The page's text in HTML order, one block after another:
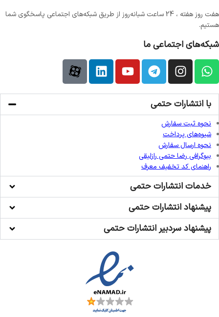
هفت روز هفته ، 24 ساعت شبانه‌روز از طریق شبکه‌های اجتماعی پاسخگوی شما
هستیم.
شبکه‌های اجتماعی ما
با انتشارات حتمی
نحوه ثبت سفارش
شیوه‌های پرداخت
نحوه ارسال سفارش
بیوگرافی رضا حتمی رازلیقی
راهنمای کد تخفیف معرف
خدمات انتشارات حتمی
پیشنهاد انتشارات حتمی
پیشنهاد سردبیر انتشارات حتمی